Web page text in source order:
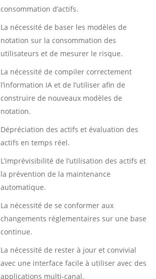
consommation d’actifs.
La nécessité de baser les modèles de
notation sur la consommation des
utilisateurs et de mesurer le risque.
La nécessité de compiler correctement
l’information IA et de l’utiliser afin de
construire de nouveaux modèles de
notation.
Dépréciation des actifs et évaluation des
actifs en temps réel.
L’imprévisibilité de l’utilisation des actifs et
la prévention de la maintenance
automatique.
La nécessité de se conformer aux
changements réglementaires sur une base
continue.
La nécessité de rester à jour et convivial
avec une interface facile à utiliser avec des
applications multi-canal.